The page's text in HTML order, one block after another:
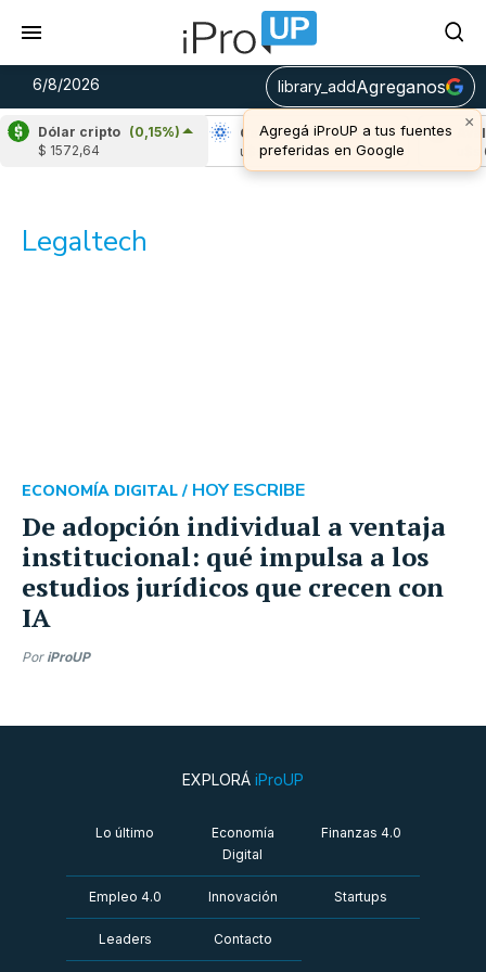
6/8/2026 library_addAgreganos
×
Agregá iProUP a tus fuentes
preferidas en Google
Dólar cripto (0,15%)
$ 1572,64
Ripple
(-3,27%)
u$s 1,04
Cardano (5,93%)
u$s 0,20
u$s
Legaltech
De adopción individual a ventaja
institucional: qué impulsa a los
estudios jurídicos que crecen con
IA
ECONOMÍA DIGITAL / HOY ESCRIBE
Por iProUP
EXPLORÁ iProUP
Lo último
Economía
Digital
Finanzas 4.0
Empleo 4.0 Innovación Startups
Leaders Contacto